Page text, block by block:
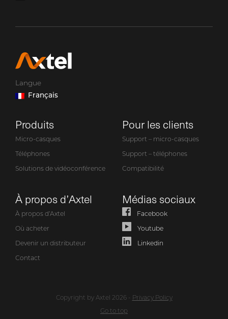
Langue
Français
Produits
Micro-casques
Téléphones
Solutions de vidéoconférence
Pour les clients
Support – micro-casques
Support – téléphones
Compatibilité
À propos d’Axtel
À propos d’Axtel
Où acheter
Devenir un distributeur
Contact
Médias sociaux
Facebook
Youtube
Linkedin
Copyright by Axtel 2026 - Privacy Policy
Go to top